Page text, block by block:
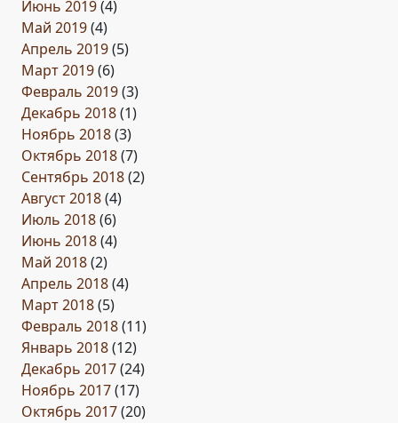
Июнь 2019(4)
Май 2019(4)
Апрель 2019(5)
Март 2019(6)
Февраль 2019(3)
Декабрь 2018(1)
Ноябрь 2018(3)
Октябрь 2018(7)
Сентябрь 2018(2)
Август 2018(4)
Июль 2018(6)
Июнь 2018(4)
Май 2018(2)
Апрель 2018(4)
Март 2018(5)
Февраль 2018(11)
Январь 2018(12)
Декабрь 2017(24)
Ноябрь 2017(17)
Октябрь 2017(20)